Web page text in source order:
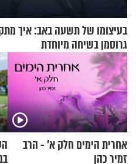
בעיצומו של תשעה באב: איך
גרוסמן בשיחה מיוחדת
אחרית הימים חלק א’ - הרב
זמיר כהן